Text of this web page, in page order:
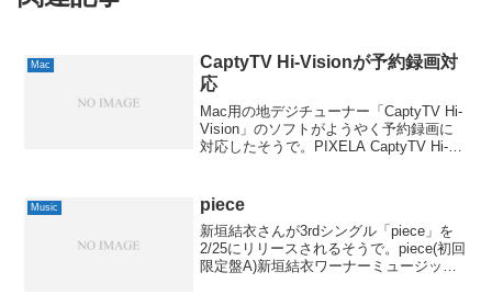
Mac
CaptyTV Hi-Visionが予約録画対
応
Mac用の地デジチューナー「CaptyTV Hi-
Vision」のソフトがようやく予約録画に
対応したそうで。PIXELA CaptyTV Hi-
PIX...
Music piece
新垣結衣さんが3rdシングル「piece」を
2/25にリリースされるそうで。piece(初回
限定盤A)新垣結衣ワーナーミュージッ